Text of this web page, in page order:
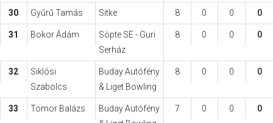
30 Gyűrű Tamás Sitke 8 0 0 0
31 Bokor Ádám
Söpte SE - Guri
Serház
8 0 0 0
32
Siklósi
Szabolcs
Buday Autófény
& Liget Bowling
8 0 0 0
33 Tomor Balázs
Buday Autófény
7 0 0 0